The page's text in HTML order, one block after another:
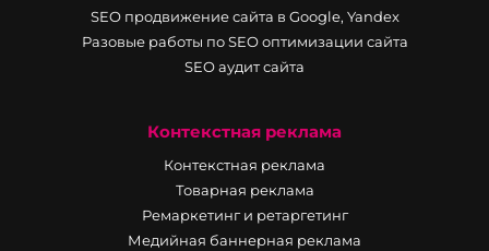
SEO продвижение сайта в Google, Yandex
Разовые работы по SEO оптимизации сайта
SEO аудит сайта
Контекстная реклама
Контекстная реклама
Товарная реклама
Ремаркетинг и ретаргетинг
Медийная баннерная реклама